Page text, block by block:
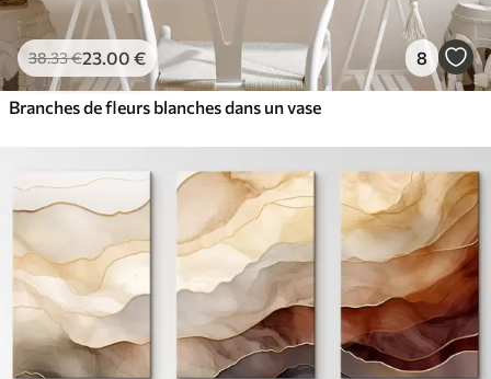
38.33€23 .00 € 8
Branches de fleurs blanches dans un vase